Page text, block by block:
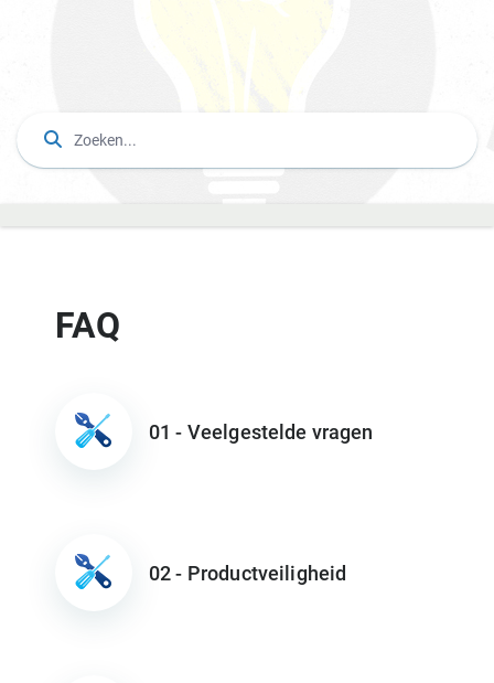
FAQ
01 - Veelgestelde vragen
02 - Productveiligheid